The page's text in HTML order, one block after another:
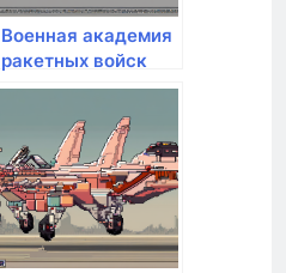
Военная академия
ракетных войск
стратегического
Петра Великого